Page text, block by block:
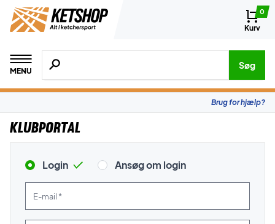
0
Kurv
MENU
Søg efter produkter, mærker etc.
Søg
Brug for hjælp?
Klubportal
Login Ansøg om login